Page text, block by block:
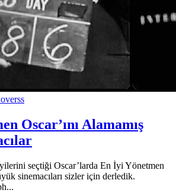
Oscar’ını Alamamış
seçtiği Oscar’larda En İyi Yönetmen
sinemacıları sizler için derledik.